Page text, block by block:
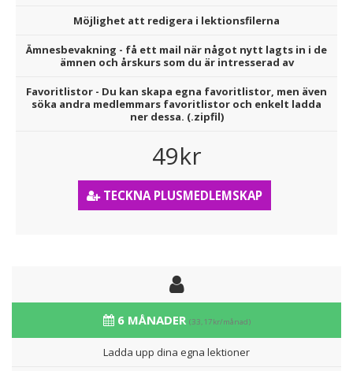
Möjlighet att redigera i lektionsfilerna
Ämnesbevakning - få ett mail när något nytt lagts in i de
ämnen och årskurs som du är intresserad av
Favoritlistor - Du kan skapa egna favoritlistor, men även
söka andra medlemmars favoritlistor och enkelt ladda
ner dessa. (.zipfil)
49kr
TECKNA PLUSMEDLEMSKAP
6 MÅNADER (33,17kr/månad)
Ladda upp dina egna lektioner